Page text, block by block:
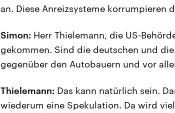
an. Diese Anreizsysteme korrumpieren
Simon: Herr Thielemann, die US-
gekommen. Sind die deutschen und
gegenüber den Autobauern und vor
Thielemann: Das kann natürlich sein.
wiederum eine Spekulation. Da wird